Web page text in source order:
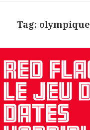
Tag: olympique